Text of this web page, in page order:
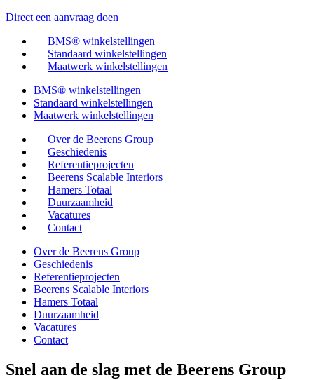
Direct een aanvraag doen
BMS® winkelstellingen
Standaard winkelstellingen
Maatwerk winkelstellingen
BMS® winkelstellingen
Standaard winkelstellingen
Maatwerk winkelstellingen
Over de Beerens Group
Geschiedenis
Referentieprojecten
Beerens Scalable Interiors
Hamers Totaal
Duurzaamheid
Vacatures
Contact
Over de Beerens Group
Geschiedenis
Referentieprojecten
Beerens Scalable Interiors
Hamers Totaal
Duurzaamheid
Vacatures
Contact
Snel aan de slag met de Beerens Group